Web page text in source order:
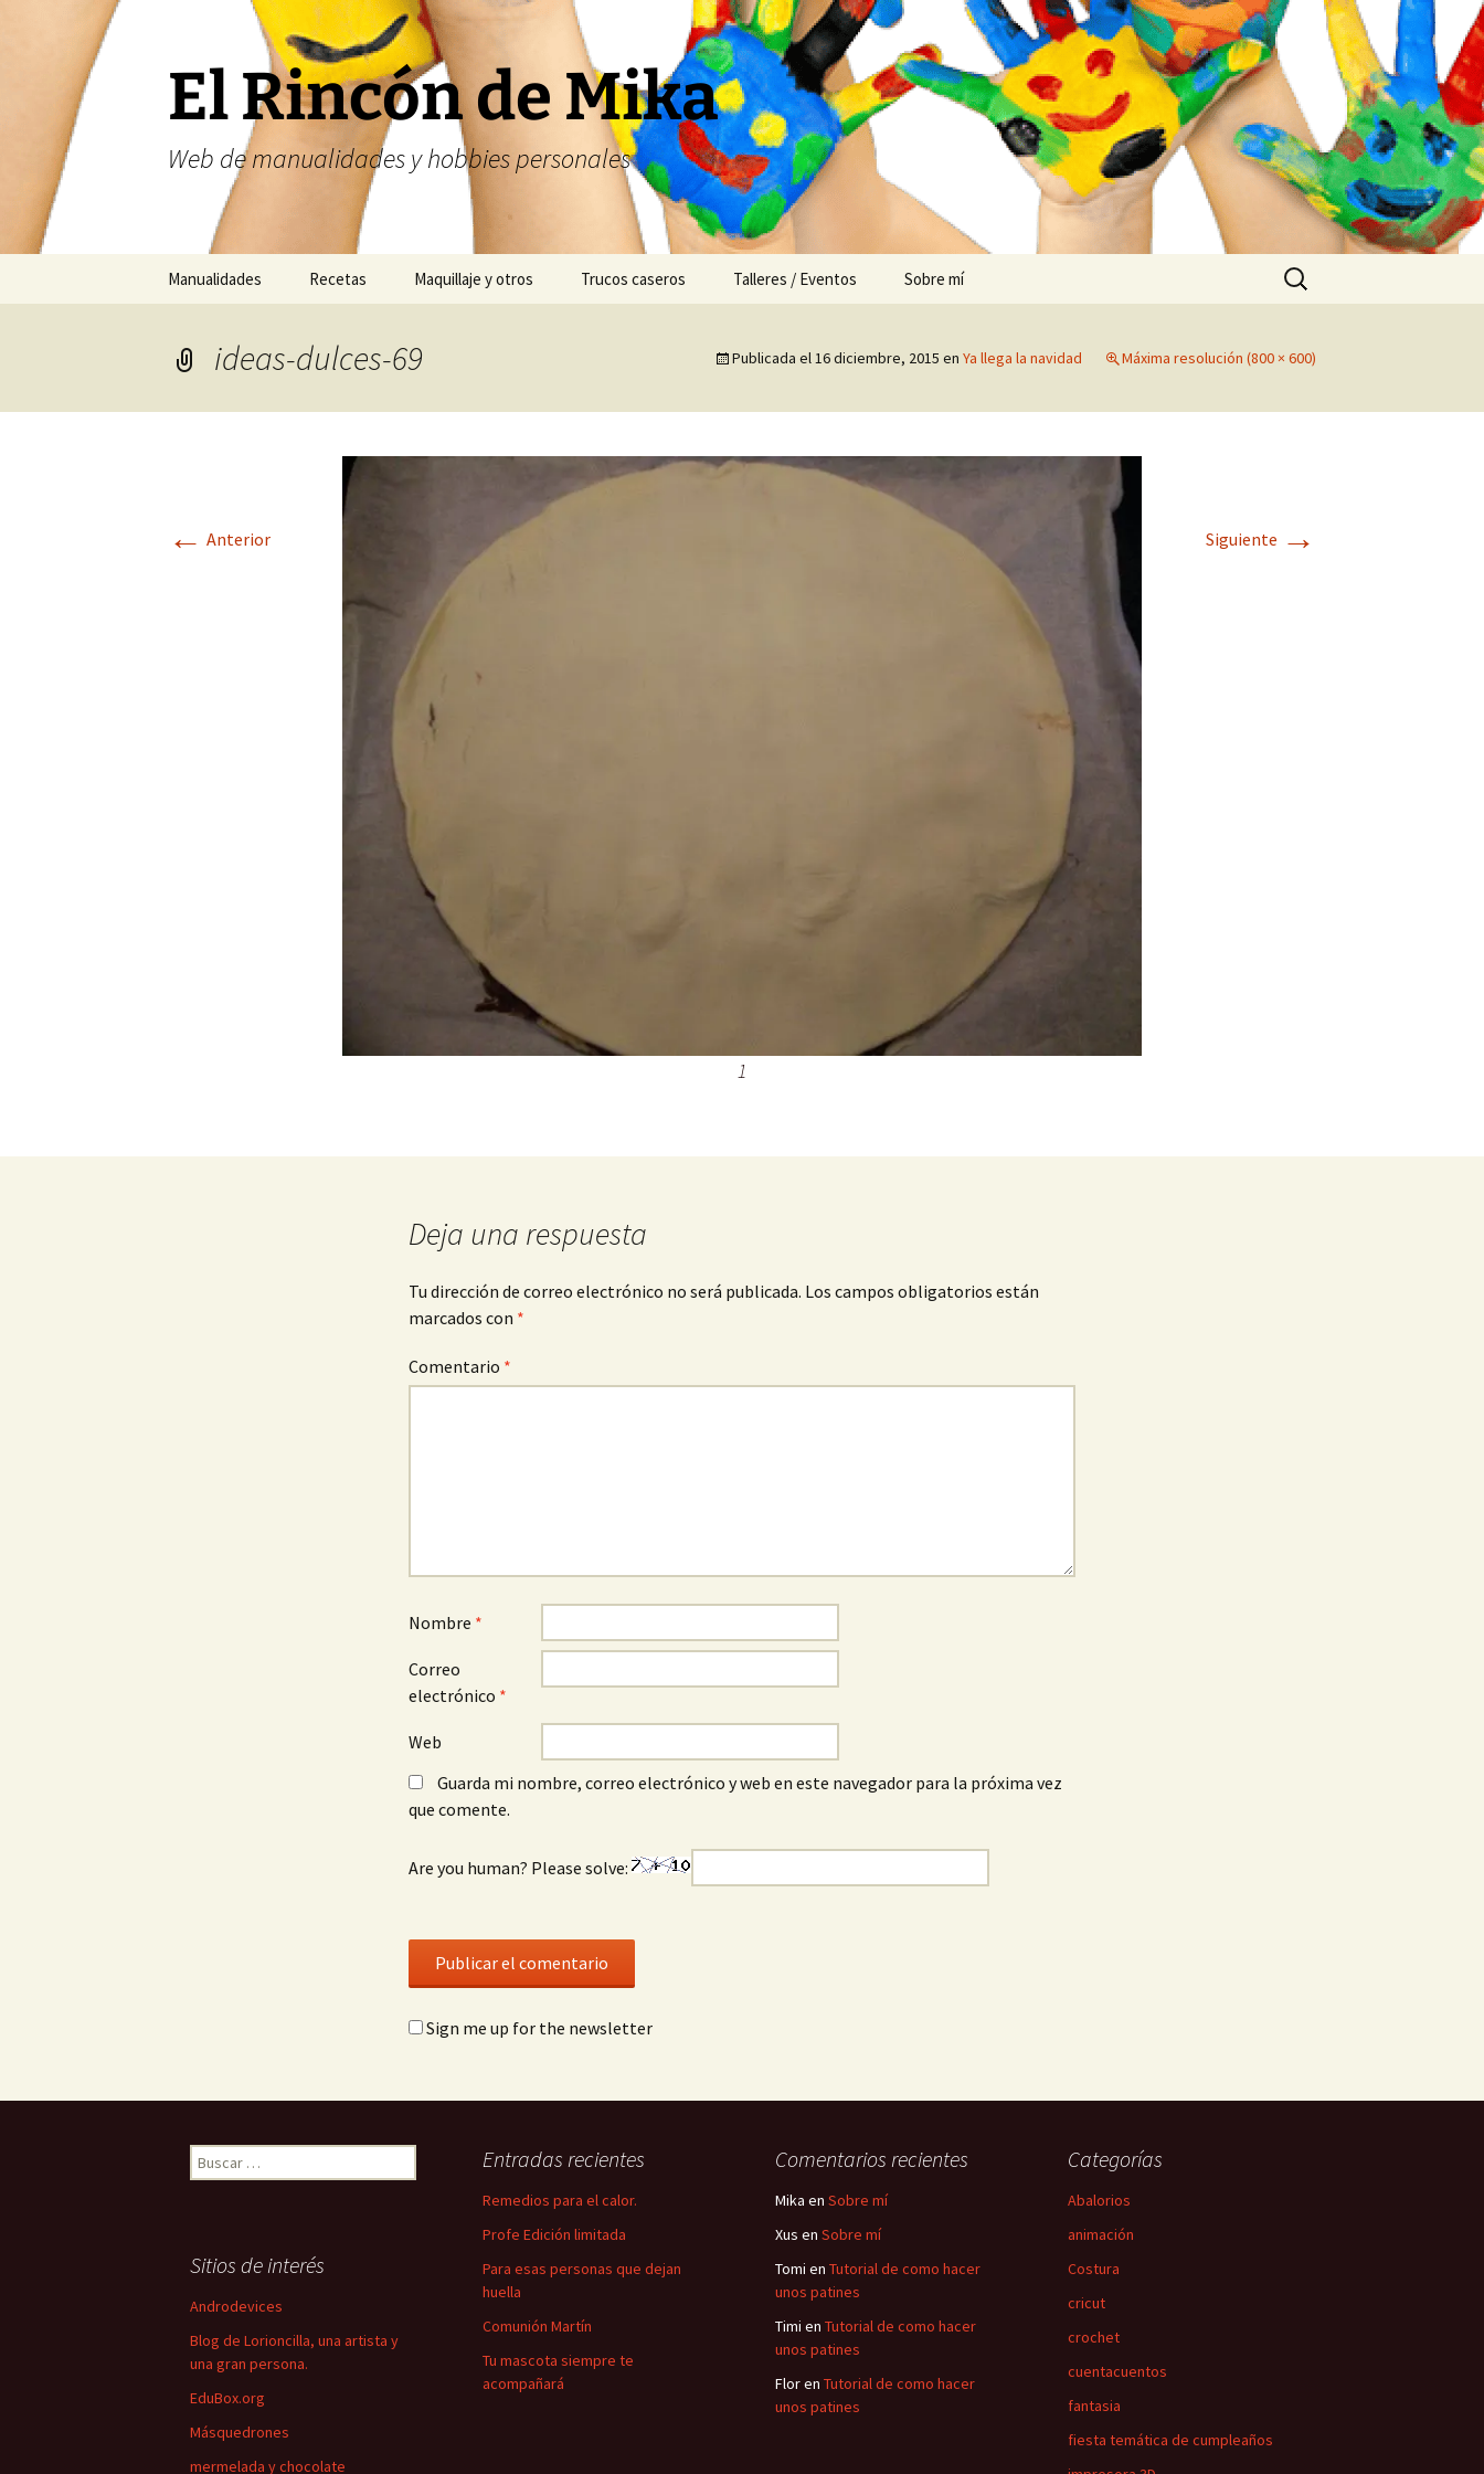
El Rincón de Mika
Web de manualidades y hobbies personales
Manualidades
Abalorios
Recetas Maquillaje y otros Trucos caseros Talleres / Eventos Sobre mí
Buscar:
ideas-dulces-69 Publicada el16 diciembre, 2015 en Ya llega la navidad Máxima resolución (800 × 600)
← Anterior Siguiente →
1
Deja una respuesta
Tu dirección de correo electrónico no será publicada. Los campos obligatorios están
marcados con *
Comentario *
Nombre *
Correo
electrónico *
Web
Guarda mi nombre, correo electrónico y web en este navegador para la próxima vez
que comente.
Are you human? Please solve:
Sign me up for the newsletter
Buscar: Entradas recientes
Remedios para el calor.
Profe Edición limitada
Para esas personas que dejan
huella
Comunión Martín
Tu mascota siempre te
acompañará
Comentarios recientes
Mika en Sobre mí
Xus en Sobre mí
Tomi en Tutorial de como hacer
unos patines
Timi en Tutorial de como hacer
unos patines
Floren Tutorial de como hacer
unos patines
Categorías
Abalorios
animación
Costura
cricut
crochet
cuentacuentos
fantasia
fiesta temática de cumpleaños
Sitios de interés
Androdevices
Blog de Lorioncilla, una artista y
una gran persona.
EduBox.org
Másquedrones
mermelada y chocolate